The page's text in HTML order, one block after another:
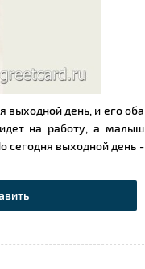
день, и его оба
на работу, а малыш
сегодня выходной день -